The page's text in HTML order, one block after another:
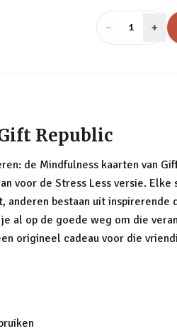
− Aantal
1 +
Republic
de Mindfulness kaarten van
voor de Stress Less versie.
anderen bestaan uit
op de goede weg om die
origineel cadeau voor die